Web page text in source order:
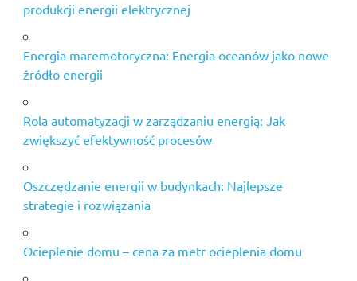
produkcji energii elektrycznej
Energia maremotoryczna: Energia oceanów jako nowe
źródło energii
Rola automatyzacji w zarządzaniu energią: Jak
zwiększyć efektywność procesów
Oszczędzanie energii w budynkach: Najlepsze
strategie i rozwiązania
Ocieplenie domu – cena za metr ocieplenia domu